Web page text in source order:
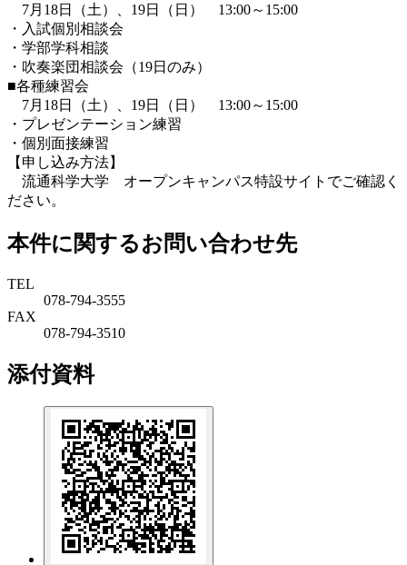
7月18日（土）、19日（日） 13:00～15:00
・入試個別相談会
・学部学科相談
・吹奏楽団相談会（19日のみ）
■各種練習会
7月18日（土）、19日（日） 13:00～15:00
・プレゼンテーション練習
・個別面接練習
【申し込み方法】
流通科学大学 オープンキャンパス特設サイトでご確認く
ださい。
本件に関するお問い合わせ先
TEL
078-794-3555
FAX
078-794-3510
添付資料